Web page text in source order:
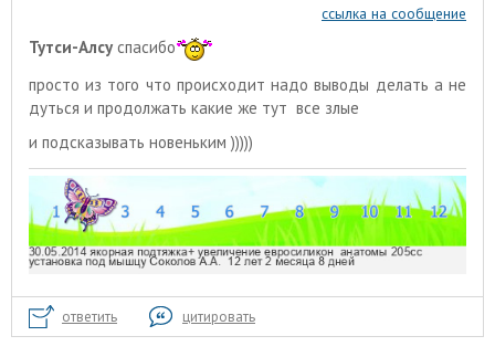
ссылка на сообщение
Тутси-Алсу спасибо
просто из того что происходит надо выводы делать а не
дуться и продолжать какие же тут все злые
и подсказывать новеньким )))))
ответить цитировать